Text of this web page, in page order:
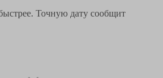
Точную дату сообщит